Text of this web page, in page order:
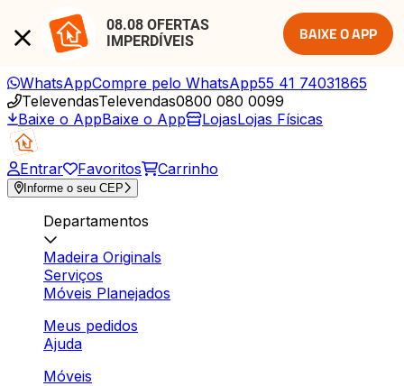
08.08 OFERTAS
IMPERDÍVEIS
BAIXE O APP
WhatsAppCompre pelo WhatsApp55 41 74031865
TelevendasTelevendas0800 080 0099
Baixe o AppBaixe o App LojasLojas Físicas
Entrar Favoritos Carrinho
Informe o seu CEP
Departamentos
Madeira Originals
Serviços
Móveis Planejados
Meus pedidos
Ajuda
Móveis